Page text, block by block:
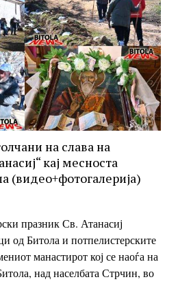
на слава на
кај месноста
(видео+фотогалерија)
празник Св. Атанасиј
од Битола и потпелистерските
манастирот кој се наоѓа на
над населбата Стрчин, во